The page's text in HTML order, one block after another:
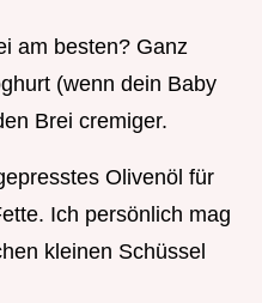
am besten? Ganz
(wenn dein Baby
Brei cremiger.
Olivenöl für
Ich persönlich mag
kleinen Schüssel